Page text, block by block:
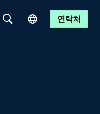
연락처